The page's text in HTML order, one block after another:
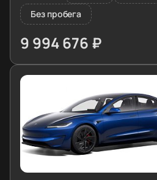
Без пробега
9 994 676 ₽
≈ 99 423€